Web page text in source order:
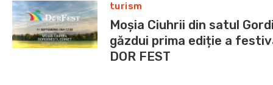
turism
Moșia Ciuhrii din satul
găzdui prima ediție a
DOR FEST